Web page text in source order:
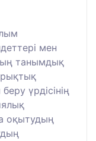
мен
танымдық
үрдісінің
оқытудың